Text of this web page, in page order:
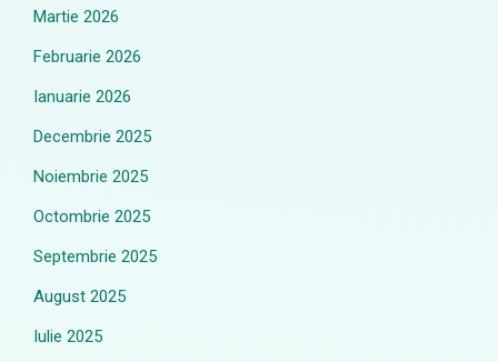
Martie 2026
Februarie 2026
Ianuarie 2026
Decembrie 2025
Noiembrie 2025
Octombrie 2025
Septembrie 2025
August 2025
Iulie 2025